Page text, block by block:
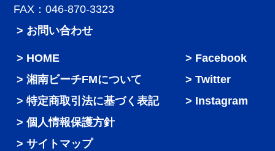
FAX：046-870-3323
> お問い合わせ
HOME
湘南ビーチFMについて
特定商取引法に基づく表記
個人情報保護方針
サイトマップ
Facebook
Twitter
Instagram